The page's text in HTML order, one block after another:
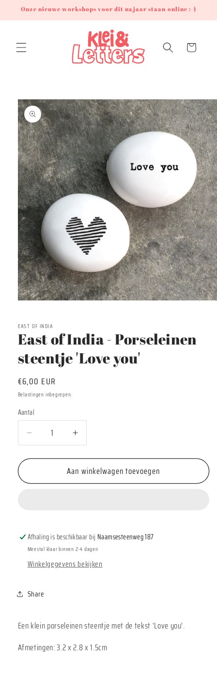
naar de
content
Onze nieuwe workshops voor dit najaar staan online :-)
Winkelwagen
Ga direct naar
productinformatie
in
EAST OF INDIA
East of India - Porseleinen
steentje 'Love you'
Normale
prijs
€6,00 EUR
Belastingen inbegrepen.
Aantal
Aantal
Aantal
verlagen
voor
of
&#39;Love
you&#39;
Aantal
verhogen
voor
East
of
&#39;Love
you&#39;
Aan winkelwagen toevoegen
Afhaling is beschikbaar bij Naamsesteenweg 187
Meestal klaar binnen 2-4 dagen
Winkelgegevens bekijken
Share
Een klein porseleinen steentje met de tekst 'Love you'.
Afmetingen: 3.2 x 2.8 x 1.5cm